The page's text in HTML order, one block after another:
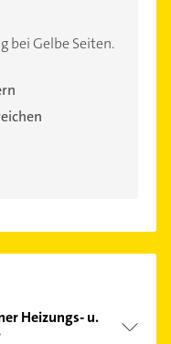
bei Gelbe Seiten.
Heizungs- u.